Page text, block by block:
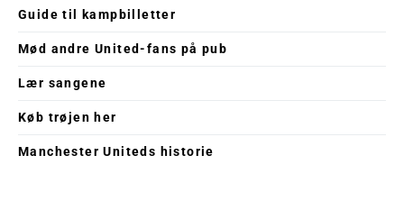
Guide til kampbilletter
Mød andre United-fans på pub
Lær sangene
Køb trøjen her
Manchester Uniteds historie